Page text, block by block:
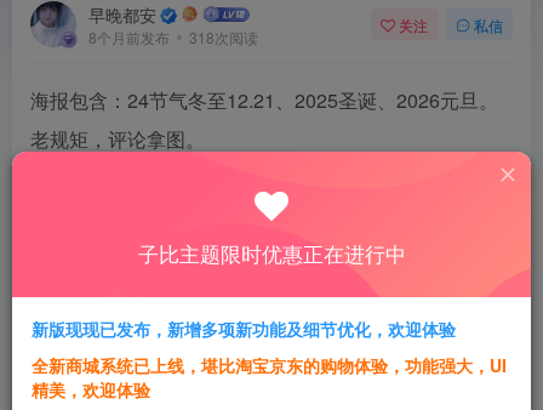
早晚都安
8个月前发布 318次阅读
关注 私信
海报包含：24节气冬至12.21、2025圣诞、2026元旦。
老规矩，评论拿图。
子比主题限时优惠正在进行中
新版现现已发布，新增多项新功能及细节优化，欢迎体验
全新商城系统已上线，堪比淘宝京东的购物体验，功能强大，UI
精美，欢迎体验